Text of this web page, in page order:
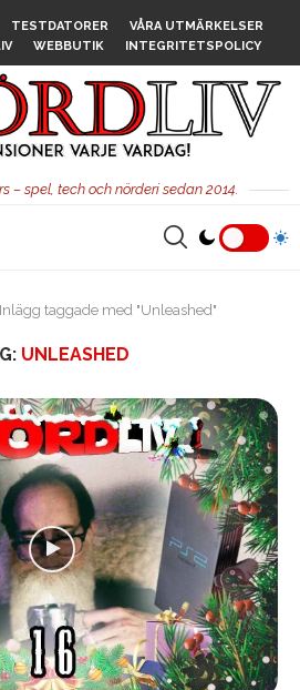
TESTDATORER
VÅRA UTMÄRKELSER
WEBBUTIK INTEGRITETSPOLICY
– spel, tech och nörderi sedan 2014.
Inlägg taggade med "Unleashed"
UNLEASHED